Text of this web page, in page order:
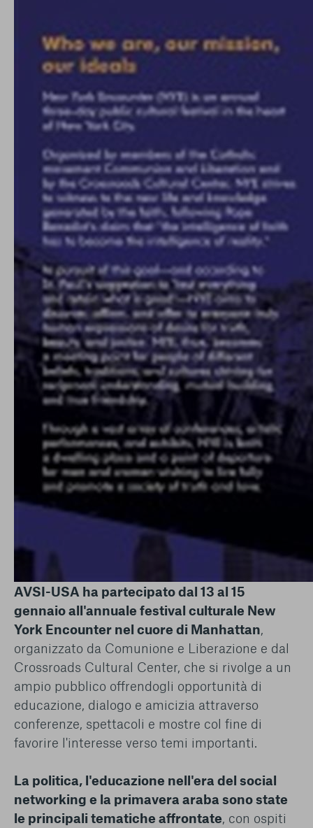
funzionamento. Premendo “Conferma le mie scelte”, la
selezione relativa ai cookie effettuata verrà salvata. Se non è
stata selezionata alcuna opzione, premere questo pulsante
equivarrà a rifiutare tutti i cookie. Per ulteriori informazioni, è
possibile consultare la nostraUlteriori informazioni
Cookie strettamente necessari
Cookie di analisi
Cookies di marketing
AVSI-USA ha partecipato dal 13 al 15
gennaio all'annuale festival culturale New
York Encounter nel cuore di Manhattan,
organizzato da Comunione e Liberazione e dal
Crossroads Cultural Center, che si rivolge a un
ampio pubblico offrendogli opportunità di
educazione, dialogo e amicizia attraverso
conferenze, spettacoli e mostre col fine di
favorire l'interesse verso temi importanti.
La politica, l'educazione nell'era del social
networking e la primavera araba sono state
le principali tematiche affrontate, con ospiti